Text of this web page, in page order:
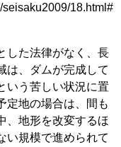
seisaku2009/
した法律がなく、長
は、ダムが完成して
いう苦しい状況に置
定地の場合は、間も
、地形を改変するほ
い規模で進められて